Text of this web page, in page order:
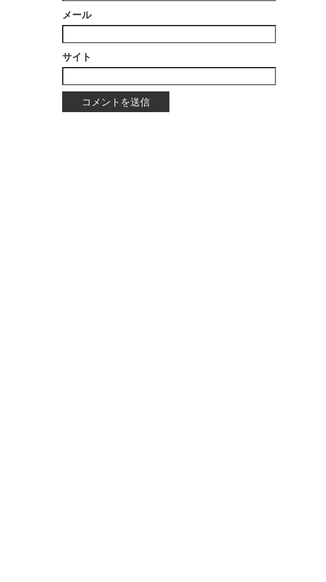
メール
サイト